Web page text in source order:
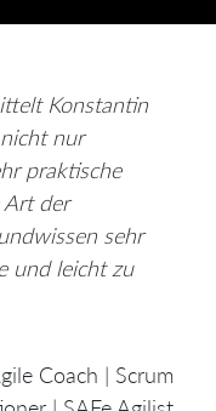
Konstantin
nur
praktische
Art der
sehr
und leicht zu
Coach | Scrum